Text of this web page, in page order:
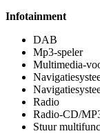
Infotainment
DAB
Mp3-speler
Multimedia-
Radio
Radio-CD/
Stuur